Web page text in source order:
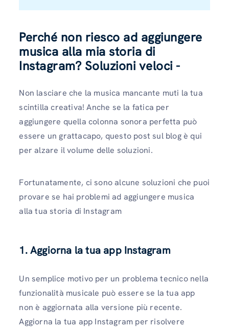
Perché non riesco ad aggiungere
musica alla mia storia di
Instagram? Soluzioni veloci -
Non lasciare che la musica mancante muti la tua
scintilla creativa! Anche se la fatica per
aggiungere quella colonna sonora perfetta può
essere un grattacapo, questo post sul blog è qui
per alzare il volume delle soluzioni.
Fortunatamente, ci sono alcune soluzioni che puoi
provare se hai problemi ad aggiungere musica
alla tua storia di Instagram
1. Aggiorna la tua app Instagram
Un semplice motivo per un problema tecnico nella
funzionalità musicale può essere se la tua app
non è aggiornata alla versione più recente.
Aggiorna la tua app Instagram per risolvere